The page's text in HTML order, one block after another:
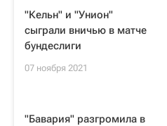
"Кельн" и "Унион"
сыграли вничью в матче
бундеслиги
07 ноября 2021
"Бавария" разгромила в